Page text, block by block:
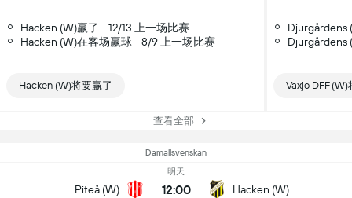
Hacken (W)赢了 - 12/13 上一场比赛
Hacken (W)在客场赢球 - 8/9 上一场比赛
Hacken (W)将要赢了
Djurgårdens
Djurgårdens
Vaxjo DFF
查看全部
Damallsvenskan
Piteå (W)
明天
12:00 Hacken (W)